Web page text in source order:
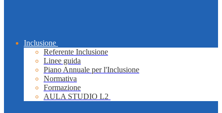
Inclusione
Referente Inclusione
Linee guida
Piano Annuale per l'Inclusione
Normativa
Formazione
AULA STUDIO L2